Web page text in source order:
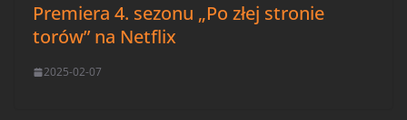
Premiera 4. sezonu „Po złej stronie
torów” na Netflix
2025-02-07